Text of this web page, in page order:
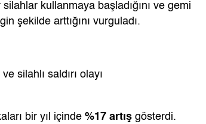
kullanmaya başladığını ve gemi
şekilde arttığını vurguladı.
silahlı saldırı olayı
bir yıl içinde %17 artış gösterdi.